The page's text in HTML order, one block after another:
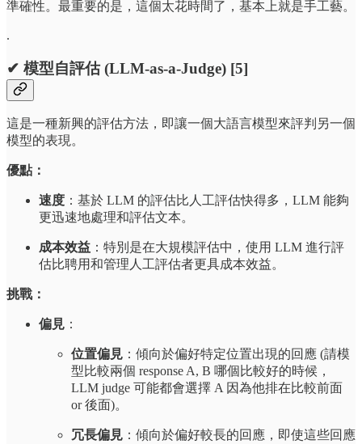
準確性。最重要的是，這個太花時間了，基本上就是手工藝。
.
✔ 模型自評估 (LLM-as-a-Judge) [5]
這是一種新興的評估方法，即讓一個大語言模型來評判另一個
模型的表現。
優點：
速度 ：基於 LLM 的評估比人工評估快得多，LLM 能夠
更迅速地處理和評估文本。
成本效益 ：特別是在大規模評估中，使用 LLM 進行評
估比聘用和管理人工評估者更具成本效益。
挑戰：
偏見 ：
位置偏見 ：傾向於偏好特定位置出現的回應 (請模
型比較兩個 response A, B 哪個比較好的時候，
LLM judge 可能都會選擇 A 因為他排在比較前面
or 後面)。
冗長偏見 ：傾向於偏好較長的回應，即使這些回應